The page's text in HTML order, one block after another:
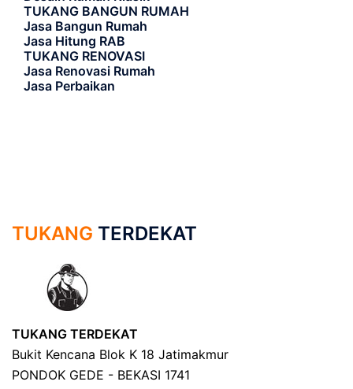
TUKANG BANGUN RUMAH
Jasa Bangun Rumah
Jasa Hitung RAB
TUKANG RENOVASI
Jasa Renovasi Rumah
Jasa Perbaikan
TUKANG TERDEKAT
TUKANG TERDEKAT
Bukit Kencana Blok K 18 Jatimakmur
PONDOK GEDE - BEKASI 1741